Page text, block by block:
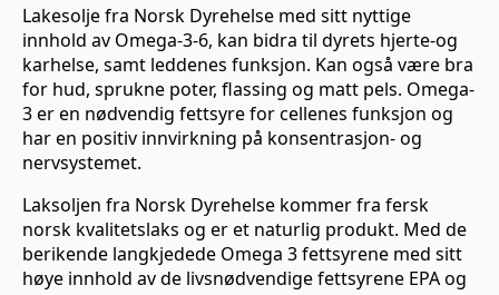
Lakesolje fra Norsk Dyrehelse med sitt nyttige
innhold av Omega-3-6, kan bidra til dyrets hjerte-og
karhelse, samt leddenes funksjon. Kan også være bra
for hud, sprukne poter, flassing og matt pels. Omega-
3 er en nødvendig fettsyre for cellenes funksjon og
har en positiv innvirkning på konsentrasjon- og
nervsystemet.
Laksoljen fra Norsk Dyrehelse kommer fra fersk
norsk kvalitetslaks og er et naturlig produkt. Med de
berikende langkjedede Omega 3 fettsyrene med sitt
høye innhold av de livsnødvendige fettsyrene EPA og